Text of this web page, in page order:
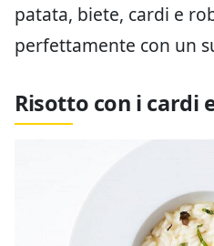
patata, biete, cardi e
perfettamente con un
Risotto con i cardi